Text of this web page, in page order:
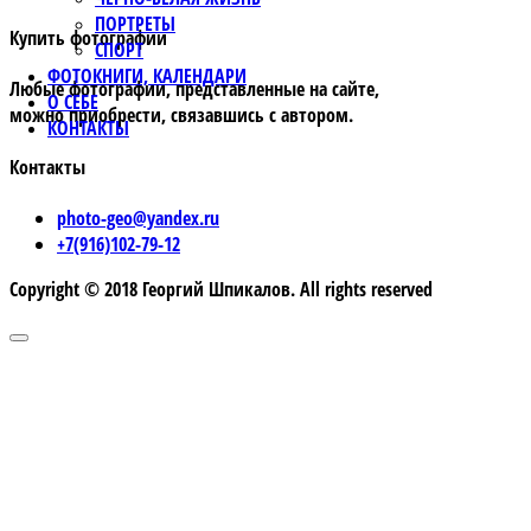
ПОРТРЕТЫ
СПОРТ
ФОТОКНИГИ, КАЛЕНДАРИ
О СЕБЕ
КОНТАКТЫ
Купить фотографии
Любые фотографии, представленные на сайте,
можно приобрести, связавшись с автором.
Контакты
photo-geo@yandex.ru
+7(916)102-79-12
Copyright © 2018 Георгий Шпикалов. All rights reserved